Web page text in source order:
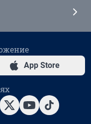
App Store